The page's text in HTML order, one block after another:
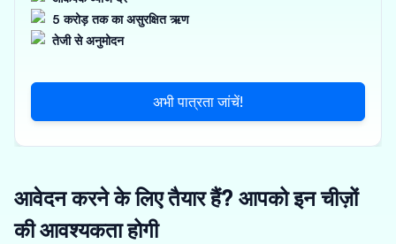
5 करोड़ तक का असुरक्षित ऋण
तेजी से अनुमोदन
अभी पात्रता जांचें!
आवेदन करने के लिए तैयार हैं? आपको इन चीज़ों
की आवश्यकता होगी